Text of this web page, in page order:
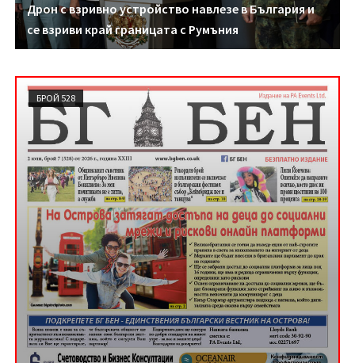
Дрон с взривно устройство навлезе в България и
се взриви край границата с Румъния
БРОЙ 528